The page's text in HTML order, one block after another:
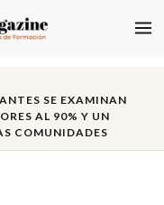
SE EXAMINAN
AL 90% Y UN
COMUNIDADES